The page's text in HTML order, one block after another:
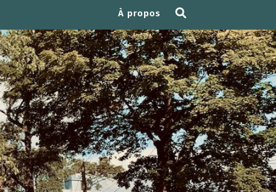
À propos